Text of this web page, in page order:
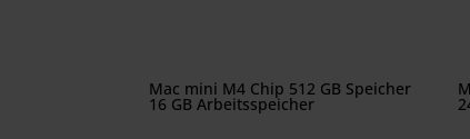
Mac mini M4 Chip 512 GB Speicher
16 GB Arbeitsspeicher